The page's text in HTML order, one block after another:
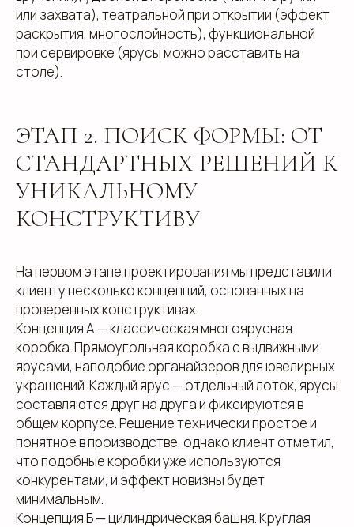
или захвата), театральной при открытии (эффект
раскрытия, многослойность), функциональной
при сервировке (ярусы можно расставить на
столе).
ЭТАП 2. ПОИСК ФОРМЫ: ОТ
СТАНДАРТНЫХ РЕШЕНИЙ К
УНИКАЛЬНОМУ
КОНСТРУКТИВУ
На первом этапе проектирования мы представили
клиенту несколько концепций, основанных на
проверенных конструктивах.
Концепция А — классическая многоярусная
коробка. Прямоугольная коробка с выдвижными
ярусами, наподобие органайзеров для ювелирных
украшений. Каждый ярус — отдельный лоток, ярусы
составляются друг на друга и фиксируются в
общем корпусе. Решение технически простое и
понятное в производстве, однако клиент отметил,
что подобные коробки уже используются
конкурентами, и эффект новизны будет
минимальным.
Концепция Б — цилиндрическая башня. Круглая